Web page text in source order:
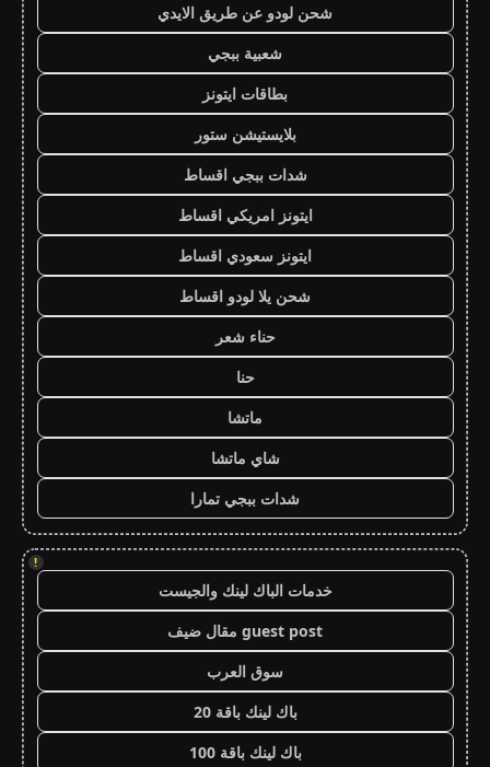
شحن لودو عن طريق الايدي
شعبية ببجي
بطاقات ايتونز
بلايستيشن ستور
شدات ببجي اقساط
ايتونز امريكي اقساط
ايتونز سعودي اقساط
شحن يلا لودو اقساط
حناء شعر
حنا
ماتشا
شاي ماتشا
شدات ببجي تمارا
!
خدمات الباك لينك والجيست
guest post مقال ضيف
سوق العرب
باك لينك باقة 20
باك لينك باقة 100